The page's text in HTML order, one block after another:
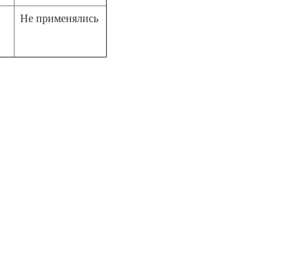
Не применялись